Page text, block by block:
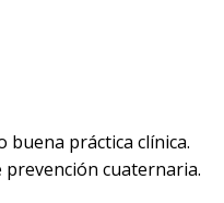
buena práctica clínica.
prevención cuaternaria.